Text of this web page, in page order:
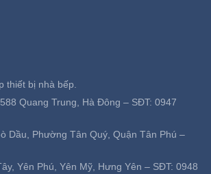
thiết bị nhà bếp.
588 Quang Trung, Hà Đông – SĐT: 0947
Dầu, Phường Tân Quý, Quận Tân Phú –
Yên Phú, Yên Mỹ, Hưng Yên – SĐT: 0948